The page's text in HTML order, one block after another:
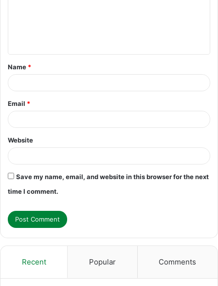
t
*
Name *
Email *
Website
Save my name, email, and website in this browser for the next
time I comment.
Recent Popular Comments